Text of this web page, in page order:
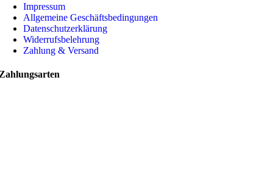
Impressum
Allgemeine Geschäftsbedingungen
Datenschutzerklärung
Widerrufsbelehrung
Zahlung & Versand